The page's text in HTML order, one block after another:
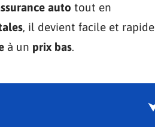
auto tout en
, il devient facile et rapide
à un prix bas.